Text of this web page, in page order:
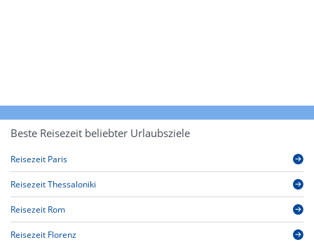
Beste Reisezeit beliebter Urlaubsziele
Reisezeit Paris
Reisezeit Thessaloniki
Reisezeit Rom
Reisezeit Florenz